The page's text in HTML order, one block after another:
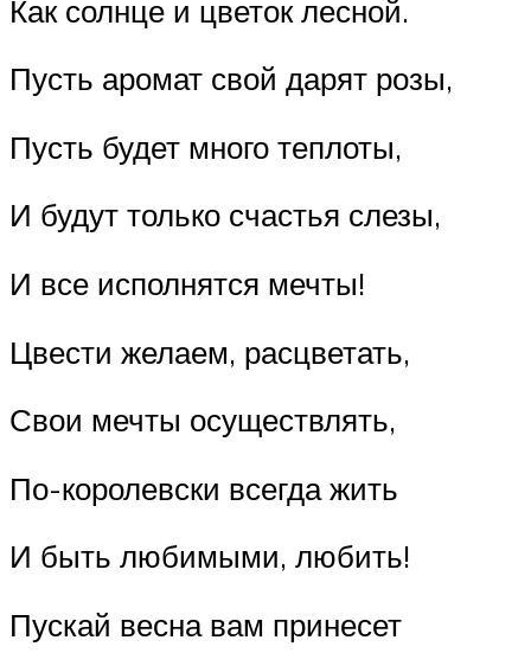
Как солнце и цветок лесной.
Пусть аромат свой дарят розы,
Пусть будет много теплоты,
И будут только счастья слезы,
И все исполнятся мечты!
Цвести желаем, расцветать,
Свои мечты осуществлять,
По-королевски всегда жить
И быть любимыми, любить!
Пускай весна вам принесет